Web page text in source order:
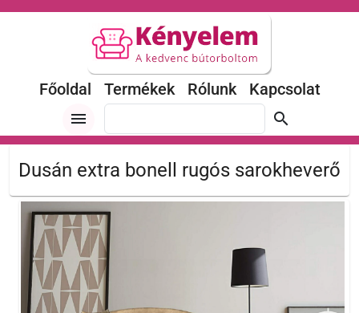
Főoldal Termékek Rólunk
Kapcsolat
menu
search
Dusán extra bonell rugós sarokheverő